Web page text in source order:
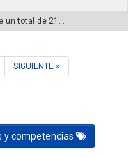
un total de 21. .
SIGUIENTE »
y competencias